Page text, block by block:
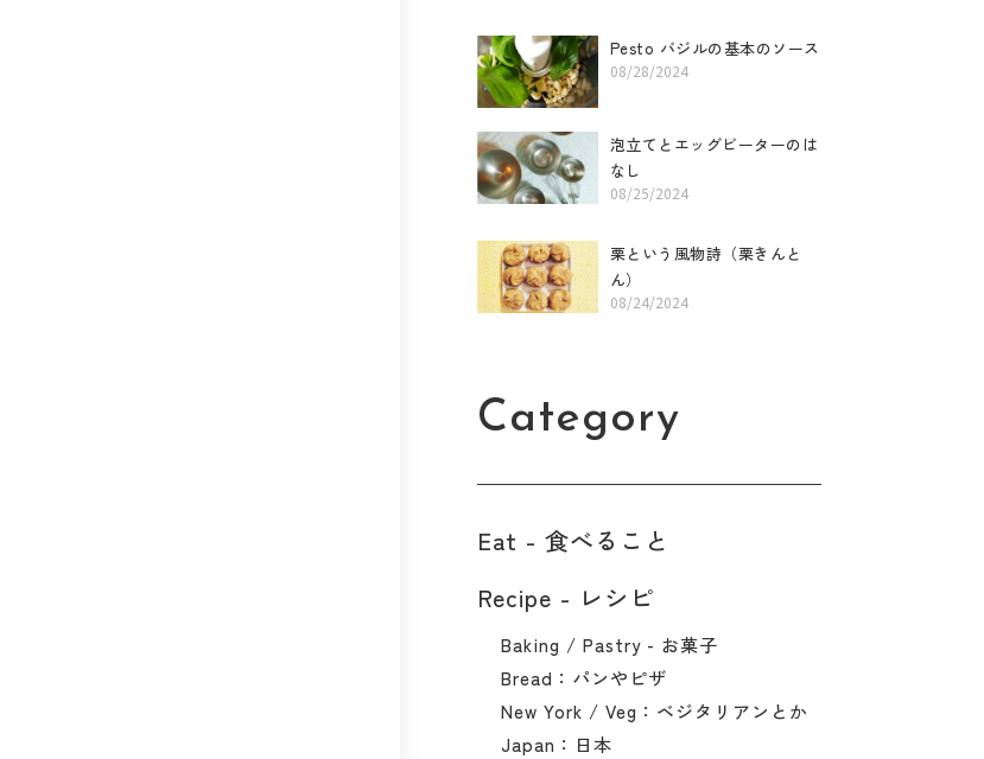
Pesto バジルの基本のソース
08/28/2024
泡立てとエッグビーターのは
なし
08/25/2024
栗という風物詩（栗きんと
ん）
08/24/2024
Category
Eat - 食べること​
Recipe - レシピ
Baking / Pastry - お菓子
Bread：パンやピザ
New York / Veg：ベジタリアンとか
Japan：日本